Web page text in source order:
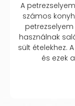
A
számos
használnak
sült ételekhez.
és ezek